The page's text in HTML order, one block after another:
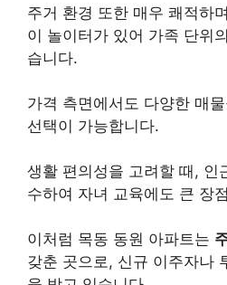
주거 환경 또한 매우 쾌적하
이 놀이터가 있어 가족 단위
습니다.
가격 측면에서도 다양한 매
선택이 가능합니다.
생활 편의성을 고려할 때, 인
수하여 자녀 교육에도 큰 장
이처럼 목동 동원 아파트는
갖춘 곳으로, 신규 이주자나